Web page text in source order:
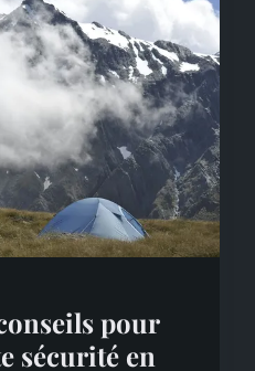
pour
sécurité en